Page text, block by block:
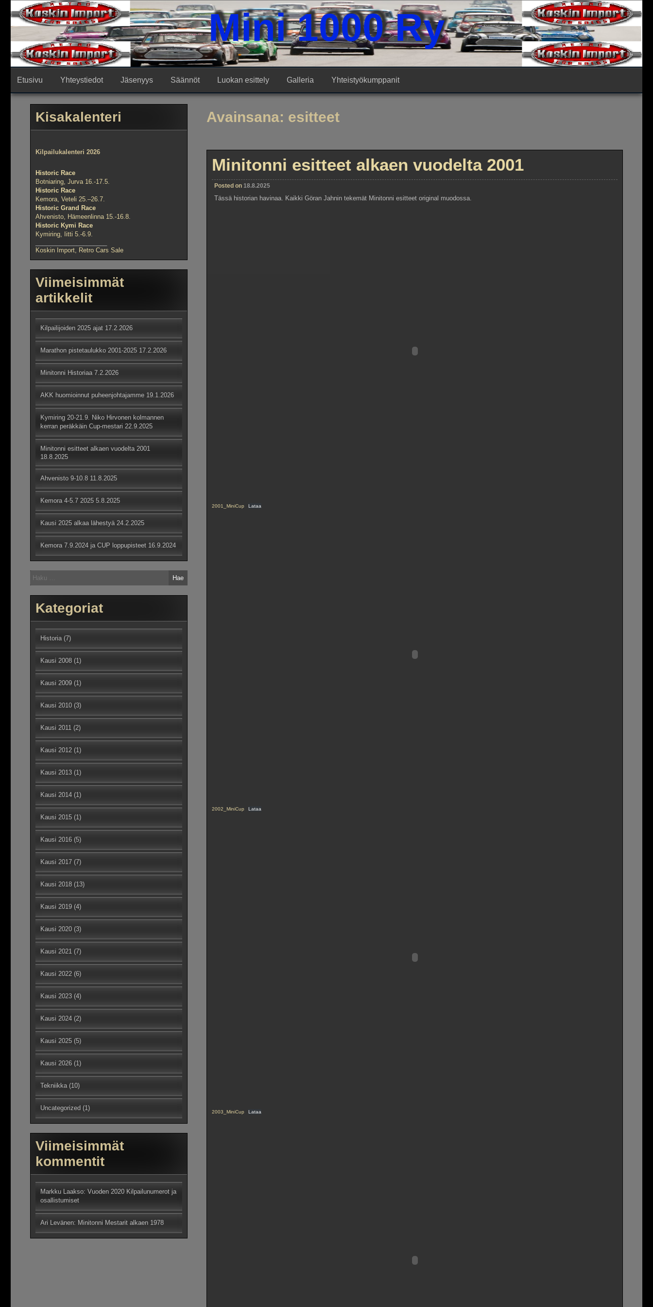
to
content
Mini 1000 Ry
Etusivu Yhteystiedot Jäsenyys Säännöt Luokan esittely Galleria Yhteistyökumppanit
Avainsana: esitteet
Minitonni esitteet alkaen vuodelta 2001
Posted on 18.8.2025
Tässä historian havinaa. Kaikki Göran Jahnin tekemät Minitonni esitteet original muodossa.
2001_MiniCup Lataa
2002_MiniCup Lataa
2003_MiniCup Lataa
Kisakalenteri
Kilpailukalenteri 2026
Historic Race
Botniaring, Jurva 16.-17.5.
Historic Race
Kemora, Veteli 25.–26.7.
Historic Grand Race
Ahvenisto, Hämeenlinna 15.-16.8.
Historic Kymi Race
Kymiring, Iitti 5.-6.9.
Koskin Import, Retro Cars Sale
Viimeisimmät
artikkelit
Kilpailijoiden 2025 ajat 17.2.2026
Marathon pistetaulukko 2001-2025 17.2.2026
Minitonni Historiaa 7.2.2026
AKK huomioinnut puheenjohtajamme 19.1.2026
Kymiring 20-21.9. Niko Hirvonen kolmannen
kerran peräkkäin Cup-mestari 22.9.2025
Minitonni esitteet alkaen vuodelta 2001
18.8.2025
Ahvenisto 9-10.8 11.8.2025
Kemora 4-5.7 2025 5.8.2025
Kausi 2025 alkaa lähestyä 24.2.2025
Kemora 7.9.2024 ja CUP loppupisteet 16.9.2024
Haku:
Kategoriat
Historia (7)
Kausi 2008 (1)
Kausi 2009 (1)
Kausi 2010 (3)
Kausi 2011 (2)
Kausi 2012 (1)
Kausi 2013 (1)
Kausi 2014 (1)
Kausi 2015 (1)
Kausi 2016 (5)
Kausi 2017 (7)
Kausi 2018 (13)
Kausi 2019 (4)
Kausi 2020 (3)
Kausi 2021 (7)
Kausi 2022 (6)
Kausi 2023 (4)
Kausi 2024 (2)
Kausi 2025 (5)
Kausi 2026 (1)
Tekniikka (10)
Uncategorized (1)
Viimeisimmät
kommentit
Markku Laakso: Vuoden 2020 Kilpailunumerot ja
osallistumiset
Ari Levänen: Minitonni Mestarit alkaen 1978